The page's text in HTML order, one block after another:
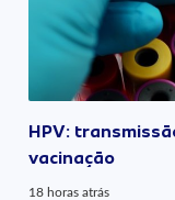
HPV:
vacinação
18 horas atrás